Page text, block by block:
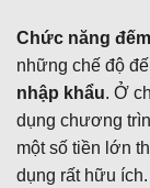
Chức năng
những chế độ
nhập khẩu. Ở
dụng chương
một số tiền lớn
dụng rất hữu